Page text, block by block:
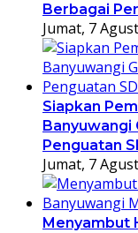
Berbagai
Jumat, 7
Siapkan
Banyuwangi
Penguatan
Jumat, 7
Menyambut